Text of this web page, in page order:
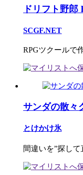
ドリフト野郎
SCGF.NET
RPGツクールで
サンダの散々
とけかけ氷
間違いを”探し